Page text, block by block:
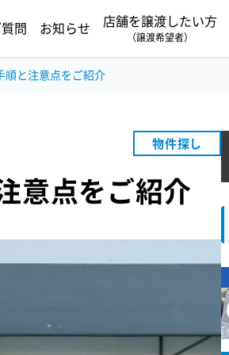
問 お知らせ 店舗を譲渡したい方
（譲渡希望者）
順と注意点をご紹介
物件探し
意点をご紹介